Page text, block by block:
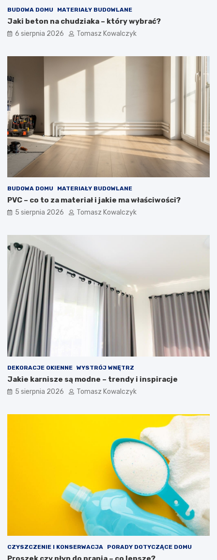
BUDOWA DOMU MATERIAŁY BUDOWLANE
Jaki beton na chudziaka – który wybrać?
6 sierpnia 2026 Tomasz Kowalczyk
BUDOWA DOMU MATERIAŁY BUDOWLANE
PVC – co to za materiał i jakie ma właściwości?
5 sierpnia 2026 Tomasz Kowalczyk
DEKORACJE OKIENNE WYSTRÓJ WNĘTRZ
Jakie karnisze są modne – trendy i inspiracje
5 sierpnia 2026 Tomasz Kowalczyk
CZYSZCZENIE I KONSERWACJA PORADY DOTYCZĄCE DOMU